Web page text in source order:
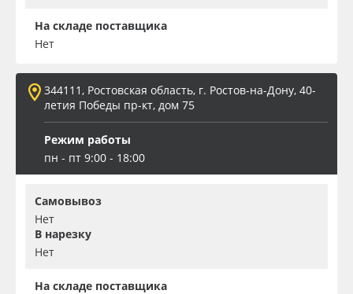
На складе поставщика
Нет
344111, Ростовская область, г. Ростов-на-Дону, 40-
летия Победы пр-кт, дом 75
Режим работы
пн - пт 9:00 - 18:00
Самовывоз
Нет
В нарезку
Нет
На складе поставщика